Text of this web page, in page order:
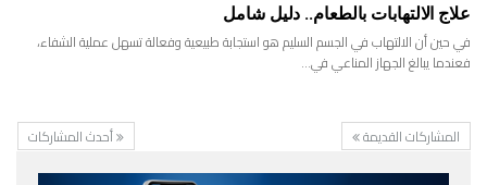
علاج الالتهابات بالطعام.. دليل شامل
في حين أن الالتهاب في الجسم السليم هو استجابة طبيعية وفعالة تسهل عملية الشفاء،
فعندما يبالغ الجهاز المناعي في…
المشاركات القديمة أحدث المشاركات